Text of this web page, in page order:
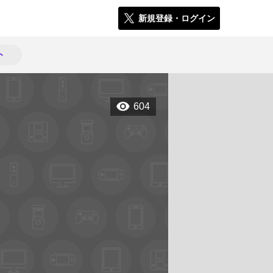
新規登録・ログイン
604